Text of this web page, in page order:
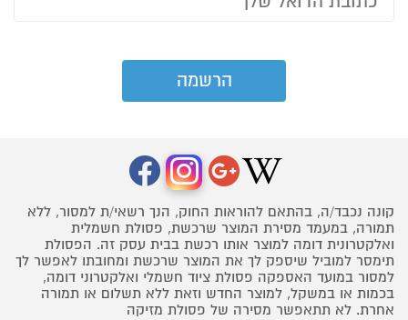
קונה נכבד/ה, בהתאם להוראות החוק, הנך רשאי/ת למסור, ללא
תמורה, במעמד מסירת המוצר שרכשת, פסולת חשמלית
ואלקטרונית דומה למוצר אותו רכשת בבית עסק זה. הפסולת
תימסר למוביל שיספק לך את המוצר שרכשת ומחובתו לאפשר לך
למסור במועד האספקה פסולת ציוד חשמלי ואלקטרוני דומה,
בכמות או במשקל, למוצר החדש וזאת ללא תשלום או תמורה
אחרת. לא תתאפשר מסירה של פסולת מזיקה